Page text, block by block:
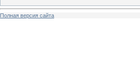
Полная версия сайта